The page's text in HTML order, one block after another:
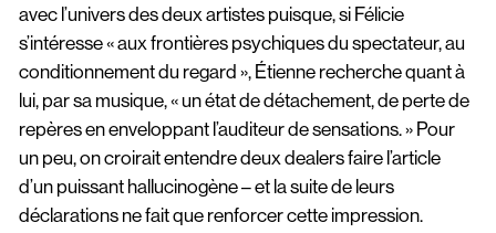
avec l’univers des deux artistes puisque, si Félicie
s’intéresse « aux frontières psychiques du spectateur, au
conditionnement du regard », Étienne recherche quant à
lui, par sa musique, « un état de détachement, de perte de
repères en enveloppant l’auditeur de sensations. » Pour
un peu, on croirait entendre deux dealers faire l’article
d’un puissant hallucinogène – et la suite de leurs
déclarations ne fait que renforcer cette impression.